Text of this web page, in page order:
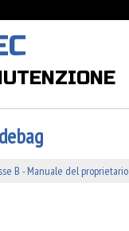
B - Manuale del proprietario